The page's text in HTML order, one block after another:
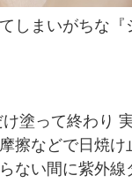
しまいがちな
塗って終わり
擦などで日焼
ない間に紫外